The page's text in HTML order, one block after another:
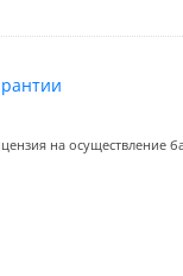
на осуществление